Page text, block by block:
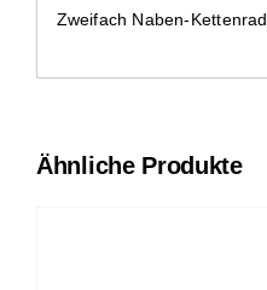
Zweifach Naben-Kettenrad
Ähnliche Produkte